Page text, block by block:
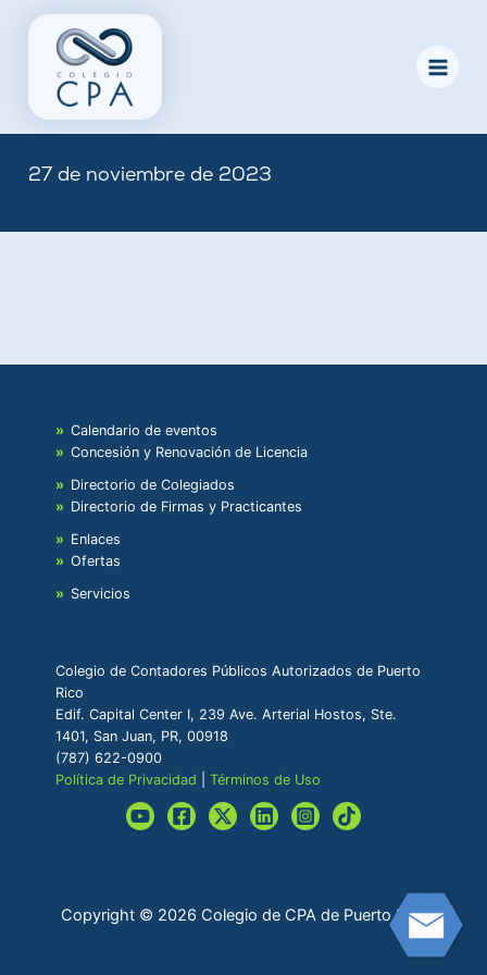
27 de noviembre de 2023
Calendario de eventos
Concesión y Renovación de Licencia
Directorio de Colegiados
Directorio de Firmas y Practicantes
Enlaces
Ofertas
Servicios
Colegio de Contadores Públicos Autorizados de Puerto
Rico
Edif. Capital Center I, 239 Ave. Arterial Hostos, Ste.
1401, San Juan, PR, 00918
(787) 622-0900
Política de Privacidad |Términos de Uso
Copyright © 2026 Colegio de CPA de Puerto Rico